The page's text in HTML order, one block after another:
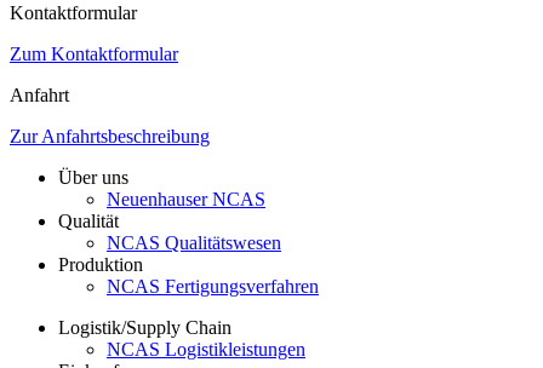
Kontaktformular
Zum Kontaktformular
Anfahrt
Zur Anfahrtsbeschreibung
Über uns
Neuenhauser NCAS
Qualität
NCAS Qualitätswesen
Produktion
NCAS Fertigungsverfahren
Logistik/Supply Chain
NCAS Logistikleistungen